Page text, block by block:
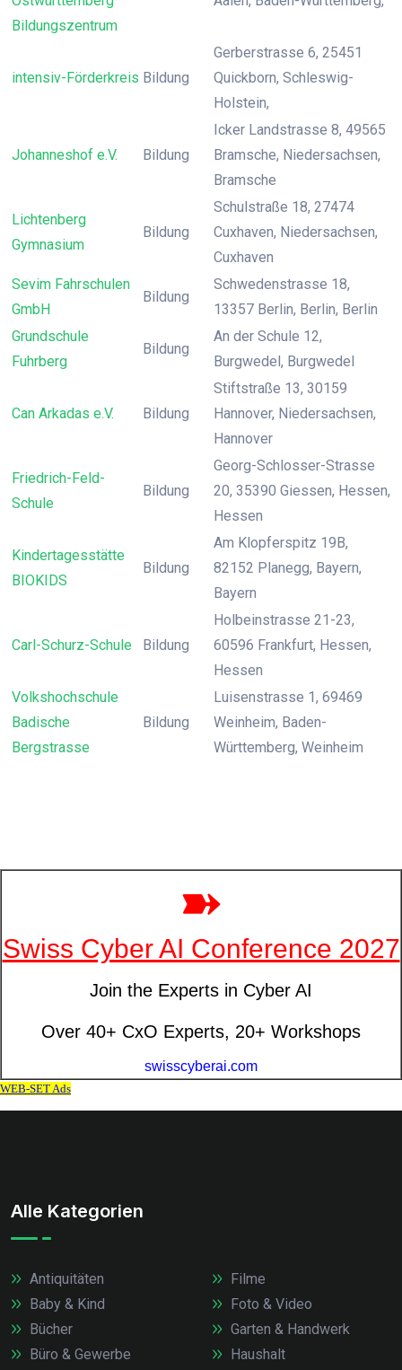
Bildungszentrum
intensiv-Förderkreis Bildung
Gerberstrasse 6, 25451
Quickborn, Schleswig-
Holstein,
Johanneshof e.V. Bildung
Icker Landstrasse 8, 49565
Bramsche, Niedersachsen,
Bramsche
Lichtenberg
Gymnasium
Bildung
Schulstraße 18, 27474
Cuxhaven, Niedersachsen,
Cuxhaven
Sevim Fahrschulen
GmbH
Bildung
Schwedenstrasse 18,
13357 Berlin, Berlin, Berlin
Grundschule
Fuhrberg
Bildung
An der Schule 12,
Burgwedel, Burgwedel
Can Arkadas e.V. Bildung
Stiftstraße 13, 30159
Hannover, Niedersachsen,
Hannover
Friedrich-Feld-
Schule
Bildung
Georg-Schlosser-Strasse
20, 35390 Giessen, Hessen,
Hessen
Kindertagesstätte
BIOKIDS
Bildung
Am Klopferspitz 19B,
82152 Planegg, Bayern,
Bayern
Carl-Schurz-Schule Bildung
Holbeinstrasse 21-23,
60596 Frankfurt, Hessen,
Hessen
Volkshochschule
Badische
Bergstrasse
Bildung
Luisenstrasse 1, 69469
Weinheim, Baden-
Württemberg, Weinheim
Alle Kategorien
Antiquitäten
Baby & Kind
Bücher
Büro & Gewerbe
Filme
Foto & Video
Garten & Handwerk
Haushalt